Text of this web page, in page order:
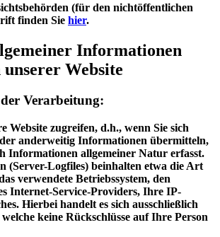
(für den nichtöffentlichen
finden Sie hier.
Informationen
unserer Website
Verarbeitung:
Website zugreifen, d.h., wenn Sie sich
anderweitig Informationen übermitteln,
Informationen allgemeiner Natur erfasst.
(Server-Logfiles) beinhalten etwa die Art
verwendete Betriebssystem, den
Internet-Service-Providers, Ihre IP-
Hierbei handelt es sich ausschließlich
keine Rückschlüsse auf Ihre Person